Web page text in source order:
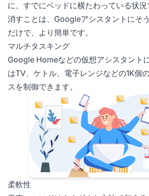
に、すでにベッドに横たわっている状
消すことは、Googleアシスタントにそ
だけで、より簡単です。
マルチタスキング
Google Homeなどの仮想アシスタント
はTV、ケトル、電子レンジなどの1K個
スを制御できます。
柔軟性